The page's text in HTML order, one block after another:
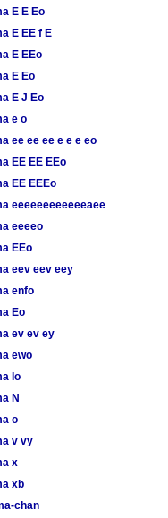
E E Eo
E EE f E
E EEo
E Eo
E J Eo
e o
ee ee ee e e e eo
EE EE EEo
EE EEEo
eeeeeeeeeeeeaee
eeeeo
EEo
eev eev eey
enfo
Eo
ev ev ey
ewo
Io
N
o
v vy
x
xb
chan